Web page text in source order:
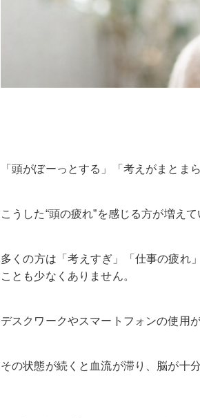
「頭がぼーっとする」「考えがまとま
こうした“頭の疲れ”を感じる方が増えて
多くの方は「考えすぎ」「仕事の疲れ
ことも少なくありません。
デスクワークやスマートフォンの使用
その状態が続くと血流が滞り、脳が十